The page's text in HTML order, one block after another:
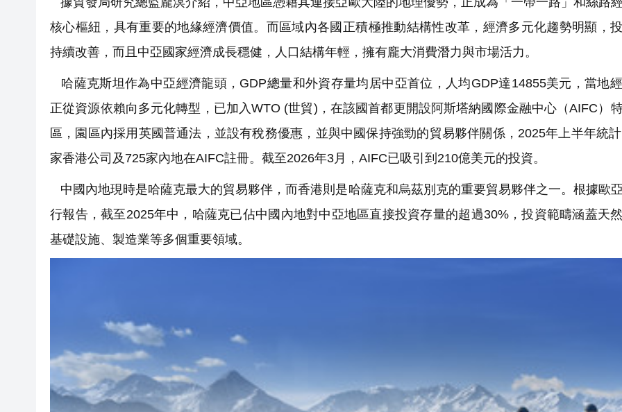
核心樞紐，具有重要的地緣經濟價值。而區域內各國正積極推動結構性改革，經濟多元化趨勢明顯，
持續改善，而且中亞國家經濟成長穩健，人口結構年輕，擁有龐大消費潛力與市場活力。
哈薩克斯坦作為中亞經濟龍頭，GDP總量和外資存量均居中亞首位，人均GDP達14855美元，當地
正從資源依賴向多元化轉型，已加入WTO (世貿)，在該國首都更開設阿斯塔納國際金融中心（AIFC）
區，園區內採用英國普通法，並設有稅務優惠，並與中國保持強勁的貿易夥伴關係，2025年上半年統
家香港公司及725家內地在AIFC註冊。截至2026年3月，AIFC已吸引到210億美元的投資。
中國內地現時是哈薩克最大的貿易夥伴，而香港則是哈薩克和烏茲別克的重要貿易夥伴之一。根據歐
行報告，截至2025年中，哈薩克已佔中國內地對中亞地區直接投資存量的超過30%，投資範疇涵蓋天
基礎設施、製造業等多個重要領域。